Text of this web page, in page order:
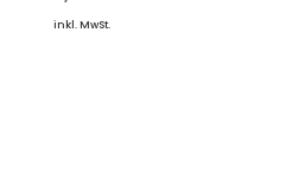
inkl. MwSt.